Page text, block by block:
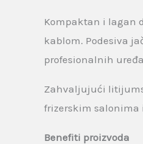
Kompaktan i lagan
kablom. Podesiva
profesionalnih
Zahvaljujući
frizerskim
Benefiti proizvoda